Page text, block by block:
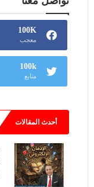
100K
معجب
100k
متابع
أحدث المقالات